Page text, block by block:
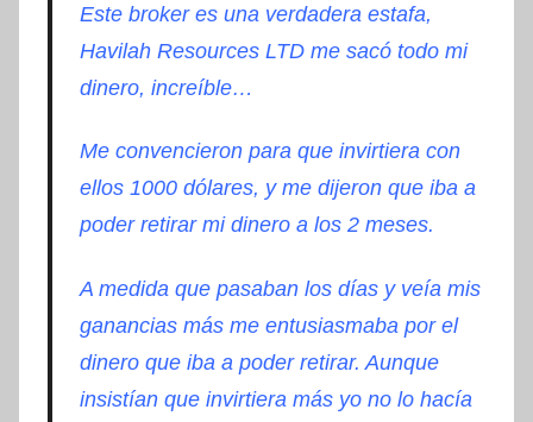
Este broker es una verdadera estafa,
Havilah Resources LTD me sacó todo mi
dinero, increíble…
Me convencieron para que invirtiera con
ellos 1000 dólares, y me dijeron que iba a
poder retirar mi dinero a los 2 meses.
A medida que pasaban los días y veía mis
ganancias más me entusiasmaba por el
dinero que iba a poder retirar. Aunque
insistían que invirtiera más yo no lo hacía